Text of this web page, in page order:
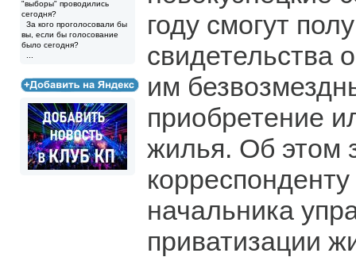
"выборы" проводились
сегодня?
За кого проголосовали бы
вы, если бы голосование
было сегодня?
году смогут
свидетельства
им
приобретение
жилья. Об этом
начальника
приватизации